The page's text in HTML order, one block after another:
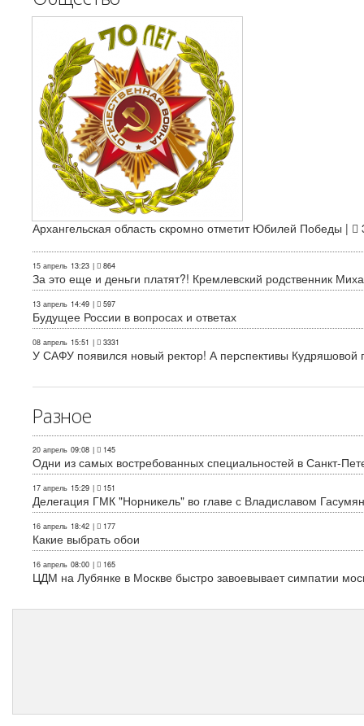
Архангельская область скромно отметит Юбилей Победы |
15 апрель 13:23 | 864
За это еще и деньги платят?! Кремлевский родственник
13 апрель 14:49 | 597
Будущее России в вопросах и ответах
08 апрель 15:51 | 3331
У САФУ появился новый ректор! А перспективы Кудряшовой
Разное
20 апрель 09:08 | 145
Одни из самых востребованных специальностей в Санкт-
17 апрель 15:29 | 151
Делегация ГМК "Норникель" во главе с Владиславом
16 апрель 18:42 | 177
Какие выбрать обои
16 апрель 08:00 | 165
ЦДМ на Лубянке в Москве быстро завоевывает симпатии